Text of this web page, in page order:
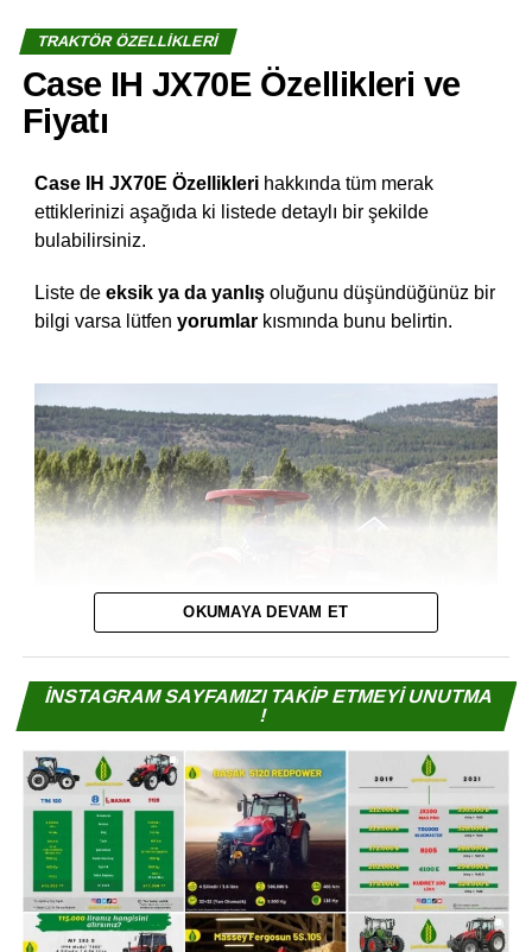
TRAKTÖR ÖZELLIKLERI
Case IH JX70E Özellikleri ve
Fiyatı
Case IH JX70E Özelliklerihakkında tüm merak
ettiklerinizi aşağıda ki listede detaylı bir şekilde
bulabilirsiniz.
Liste de eksik ya da yanlışoluğunu düşündüğünüz bir
bilgi varsa lütfen yorumlarkısmında bunu belirtin.
OKUMAYA DEVAM ET
İNSTAGRAM SAYFAMIZI TAKİP ETMEYİ UNUTMA
!